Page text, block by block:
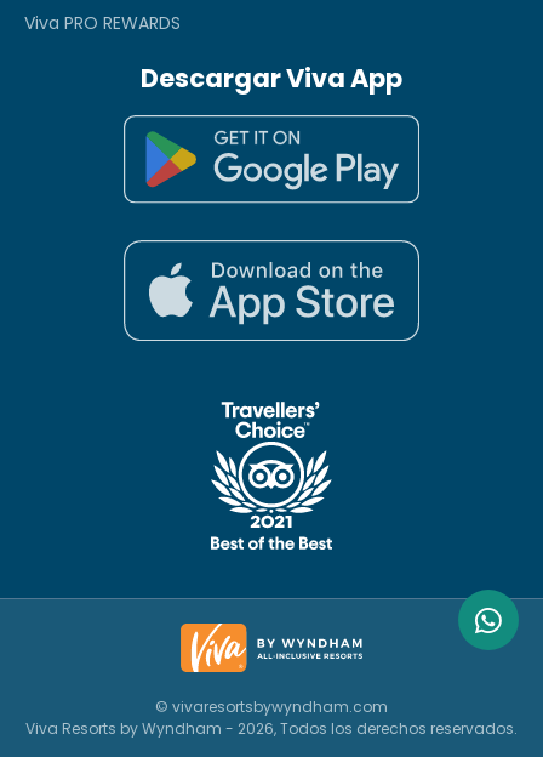
Viva PRO REWARDS
Descargar Viva App
© vivaresortsbywyndham.com
Viva Resorts by Wyndham - 2026, Todos los derechos reservados.